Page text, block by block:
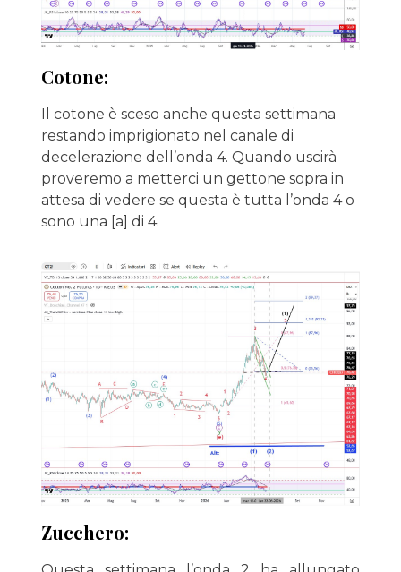
Cotone:
Il cotone è sceso anche questa settimana
restando imprigionato nel canale di
decelerazione dell’onda 4. Quando uscirà
proveremo a metterci un gettone sopra in
attesa di vedere se questa è tutta l’onda 4 o
sono una [a] di 4.
Zucchero: